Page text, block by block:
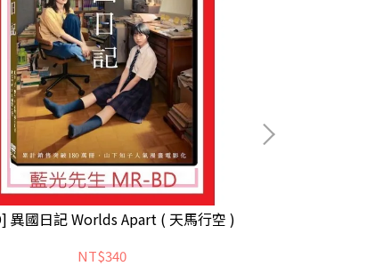
異國日記 Worlds Apart ( 天馬行空 )
NT$340